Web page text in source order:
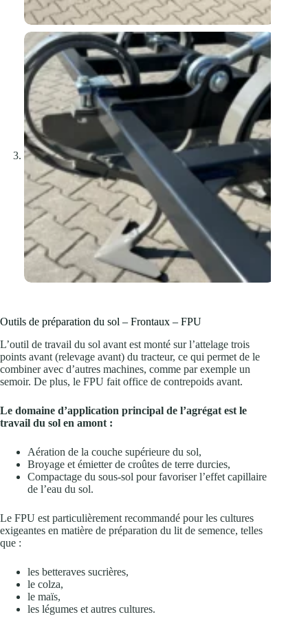
Outils de préparation du sol – Frontaux – FPU
L’outil de travail du sol avant est monté sur l’attelage trois
points avant (relevage avant) du tracteur, ce qui permet de le
combiner avec d’autres machines, comme par exemple un
semoir. De plus, le FPU fait office de contrepoids avant.
Le domaine d’application principal de l’agrégat est le
travail du sol en amont :
Aération de la couche supérieure du sol,
Broyage et émietter de croûtes de terre durcies,
Compactage du sous-sol pour favoriser l’effet capillaire
de l’eau du sol.
Le FPU est particulièrement recommandé pour les cultures
exigeantes en matière de préparation du lit de semence, telles
que :
les betteraves sucrières,
le colza,
le maïs,
les légumes et autres cultures.